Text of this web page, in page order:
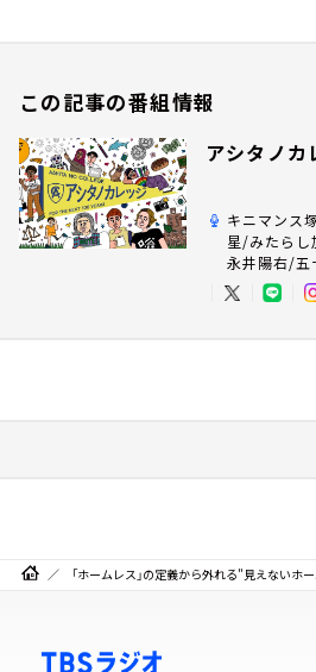
この記事の番組情報
アシタノカ
キニマンス
星/みたら
永井陽右/五
「ホームレス」の定義から外れる"見えないホ